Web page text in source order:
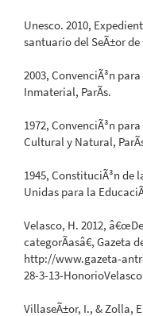
Unesco. 2010,
santuario del SeÃ±or
2003, ConvenciÃ³n
Inmaterial, ParÃ­s.
1972, ConvenciÃ³n
Cultural y Natural,
1945, ConstituciÃ³n de
Unidas para la
Velasco, H. 2012,
categorÃ­asâ€, Gazeta
http://www.gazeta-
28-3-13-
VillaseÃ±or, I., & Zolla,